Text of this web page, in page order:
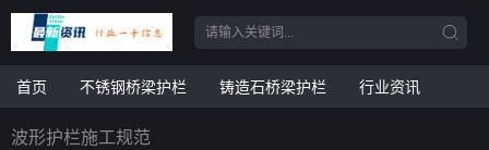
首页 不锈钢桥梁护栏 铸造石桥梁护栏 行业资讯
波形护栏施工规范